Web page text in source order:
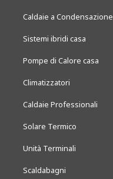
Caldaie a Condensazione
Sistemi ibridi casa
Pompe di Calore casa
Climatizzatori
Caldaie Professionali
Solare Termico
Unità Terminali
Scaldabagni